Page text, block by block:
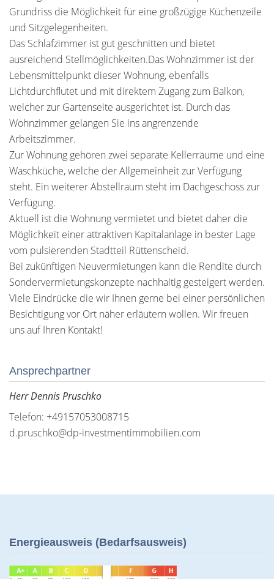
Grundriss die Möglichkeit für eine großzügige Küchenzeile
und Sitzgelegenheiten.
Das Schlafzimmer ist gut geschnitten und bietet
ausreichend Stellmöglichkeiten.Das Wohnzimmer ist der
Lebensmittelpunkt dieser Wohnung, ebenfalls
Lichtdurchflutet und mit direktem Zugang zum Balkon,
welcher zur Gartenseite ausgerichtet ist. Durch das
Wohnzimmer gelangen Sie ins angrenzende
Arbeitszimmer.
Zur Wohnung gehören zwei separate Kellerräume und eine
Waschküche, welche der Allgemeinheit zur Verfügung
steht. Ein weiterer Abstellraum steht im Dachgeschoss zur
Verfügung.
Aktuell ist die Wohnung vermietet und bietet daher die
Möglichkeit einer attraktiven Kapitalanlage in bester Lage
vom pulsierenden Stadtteil Rüttenscheid.
Bei zukünftigen Neuvermietungen kann die Rendite durch
Sondervermietungskonzepte nachhaltig gesteigert werden.
Viele Eindrücke die wir Ihnen gerne bei einer persönlichen
Besichtigung vor Ort näher erläutern wollen. Wir freuen
uns auf Ihren Kontakt!
Ansprechpartner
Herr Dennis Pruschko
Telefon: +49157053008715
d.pruschko@dp-investmentimmobilien.com
Energieausweis (Bedarfsausweis)